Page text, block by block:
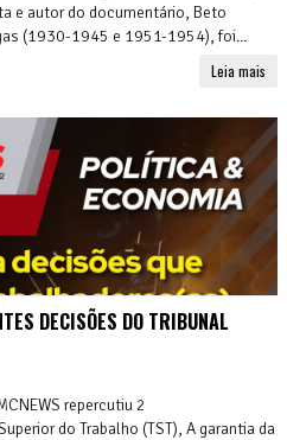
e autor do documentário, Beto
(1930-1945 e 1951-1954), foi...
Leia mais
DECISÕES DO TRIBUNAL
repercutiu 2
do Trabalho (TST), A garantia da